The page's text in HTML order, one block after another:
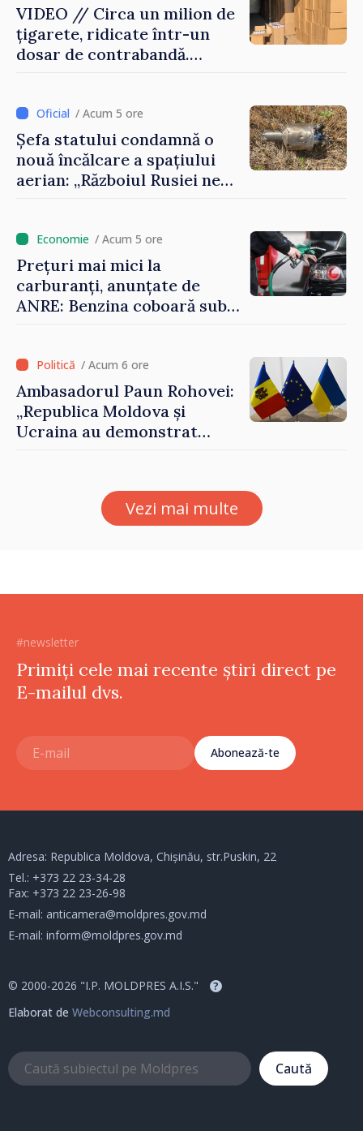
VIDEO // Circa un milion de
țigarete, ridicate într-un
dosar de contrabandă.
/ Acum 5 ore
Șefa statului condamnă o
nouă încălcare a spațiului
aerian: „Războiul Rusiei ne
/ Acum 5 ore
Prețuri mai mici la
carburanți, anunțate de
ANRE: Benzina coboară sub
/ Acum 6 ore
Ambasadorul Paun Rohovei:
„Republica Moldova și
Ucraina au demonstrat
Vezi mai multe
#newsletter
Primiți cele mai recente știri direct pe
E-mailul dvs.
Abonează-te
Adresa: Republica Moldova, Chișinău, str.Puskin, 22
Tel.: +373 22 23-34-28
Fax: +373 22 23-26-98
E-mail: anticamera@moldpres.gov.md
E-mail: inform@moldpres.gov.md
© 2000-2026 "I.P. MOLDPRES A.I.S." ?
Elaborat de Webconsulting.md
Caută